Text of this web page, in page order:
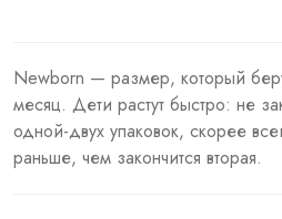
Newborn — размер, который
месяц. Дети растут быстро: не
одной-двух упаковок, скорее
раньше, чем закончится вторая.